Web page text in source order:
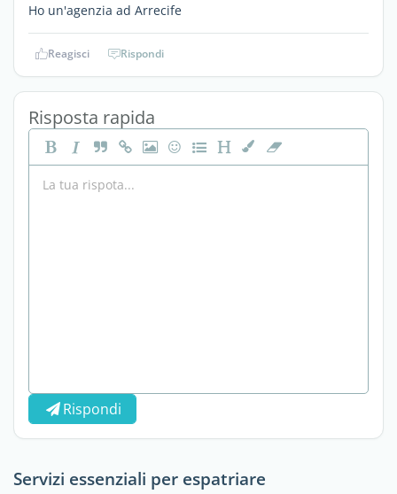
Ho un'agenzia ad Arrecife
Reagisci Rispondi
Risposta rapida
Rispondi
Servizi essenziali per espatriare